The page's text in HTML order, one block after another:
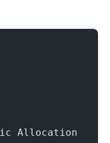
Allocation